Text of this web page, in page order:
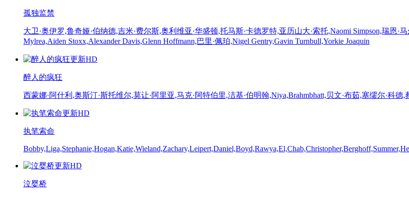
孤独监禁
大卫·奥伊罗,鲁奇娅·伯纳德,吉米·费尔斯,奥利维亚·华盛顿,托马斯·卡德罗特,亚历山大·索托,Naomi Simpson,瑞恩·
Mylrea,Aiden Stoxx,Alexander Davis,Glenn Hoffmann,巴里·佩珀,Nigel Gentry,Gavin Turnbull,Yorkie Joaquin
更新HD
醉人的疯狂
西蒙娜·阿什利,奥斯汀·斯托维尔,莫让·阿里亚,马克·阿特伯里,洁基·伯明翰,Niya,Brahmbhatt,贝文·布茹,塞缪尔·科德
更新HD
执笔索命
更新HD
泣婴桥